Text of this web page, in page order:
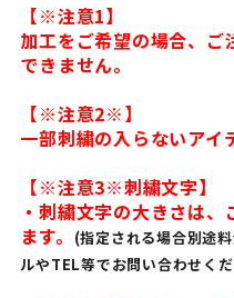
【※注意1】
加工をご希望の場合、ご
できません。
【※注意2※】
一部刺繍の入らないアイ
【※注意3※刺繍文字】
・刺繍文字の大きさは
ます。
(指定される場合別途
ルやTEL等でお問い合わせく